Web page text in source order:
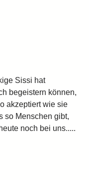
Sissi hat
begeistern können,
akzeptiert wie sie
so Menschen gibt,
noch bei uns.....